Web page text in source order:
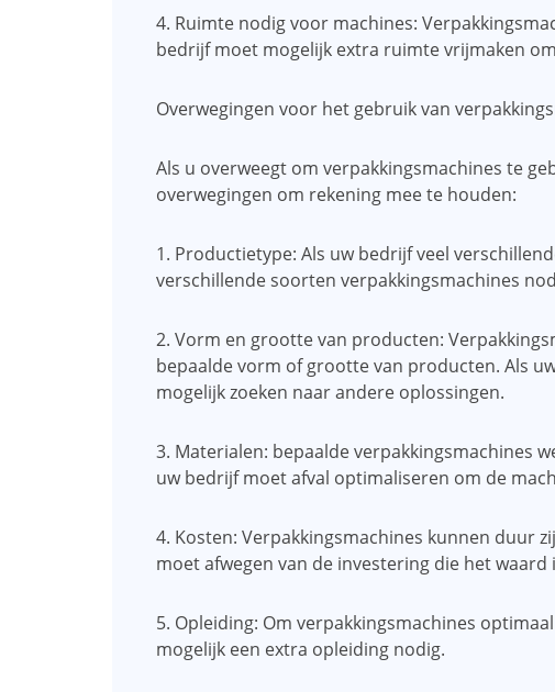
4. Ruimte nodig voor machines:
bedrijf moet mogelijk extra ruimte vrijmaken
Overwegingen voor het gebruik van
Als u overweegt om verpakkingsmachines te
overwegingen om rekening mee te houden:
1. Productietype: Als uw bedrijf veel
verschillende soorten verpakkingsmachines
2. Vorm en grootte van producten:
bepaalde vorm of grootte van producten. Als
mogelijk zoeken naar andere oplossingen.
3. Materialen: bepaalde verpakkingsmachines
uw bedrijf moet afval optimaliseren om de
4. Kosten: Verpakkingsmachines kunnen duur
moet afwegen van de investering die het
5. Opleiding: Om verpakkingsmachines
mogelijk een extra opleiding nodig.